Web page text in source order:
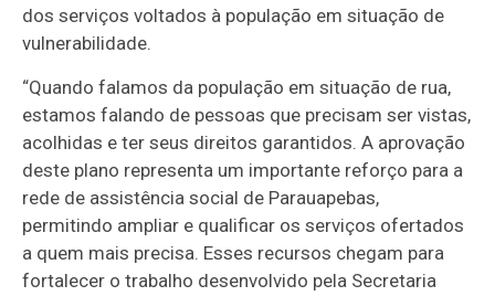
dos serviços voltados à população em situação de
vulnerabilidade.
“Quando falamos da população em situação de rua,
estamos falando de pessoas que precisam ser vistas,
acolhidas e ter seus direitos garantidos. A aprovação
deste plano representa um importante reforço para a
rede de assistência social de Parauapebas,
permitindo ampliar e qualificar os serviços ofertados
a quem mais precisa. Esses recursos chegam para
fortalecer o trabalho desenvolvido pela Secretaria